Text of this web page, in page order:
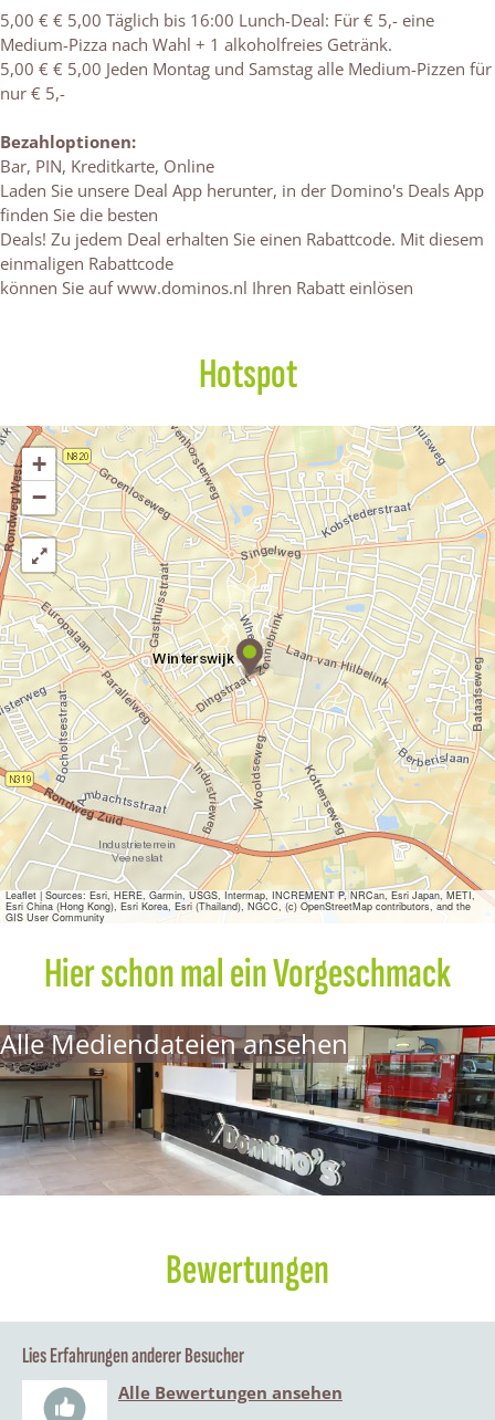
5,00 € € 5,00 Täglich bis 16:00 Lunch-Deal: Für € 5,- eine
Medium-Pizza nach Wahl + 1 alkoholfreies Getränk.
5,00 € € 5,00 Jeden Montag und Samstag alle Medium-Pizzen für
nur € 5,-
Bezahloptionen:
Bar, PIN, Kreditkarte, Online
Laden Sie unsere Deal App herunter, in der Domino's Deals App
finden Sie die besten
Deals! Zu jedem Deal erhalten Sie einen Rabattcode. Mit diesem
einmaligen Rabattcode
können Sie auf www.dominos.nl Ihren Rabatt einlösen
Hotspot
D
o
m
i
n
o
'
s
P
i
z
z
W
i
t
w
i
j
k
+
−
Leaflet| Sources: Esri, HERE, Garmin, USGS, Intermap, INCREMENT P, NRCan, Esri Japan, METI,
Esri China (Hong Kong), Esri Korea, Esri (Thailand), NGCC, (c) OpenStreetMap contributors, and the
GIS User Community
Hier schon mal ein Vorgeschmack
Alle Mediendateien ansehen
Bewertungen
Lies Erfahrungen anderer Besucher
Alle Bewertungen ansehen